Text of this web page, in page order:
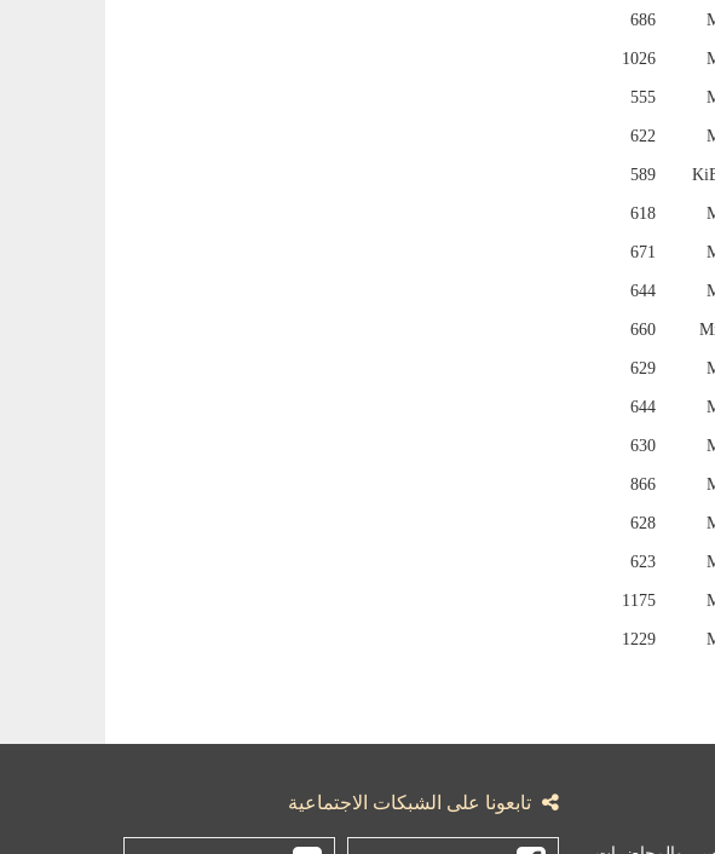
686
1026
555
622
589
618
671
644
660
629
644
630
866
628
623
1175
1229
تابعونا على الشبكات الاجتماعية